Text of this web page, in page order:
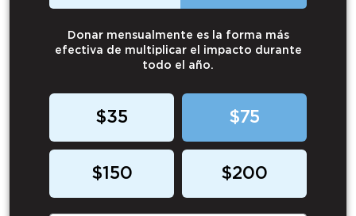
Donar mensualmente es la forma más
efectiva de multiplicar el impacto durante
todo el año.
$35 $75
$150 $200